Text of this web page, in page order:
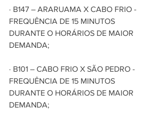
· B147 – ARARUAMA X CABO FRIO -
FREQUÊNCIA DE 15 MINUTOS
DURANTE O HORÁRIOS DE MAIOR
DEMANDA;
· B101 – CABO FRIO X SÃO PEDRO -
FREQUÊNCIA DE 15 MINUTOS
DURANTE O HORÁRIOS DE MAIOR
DEMANDA;